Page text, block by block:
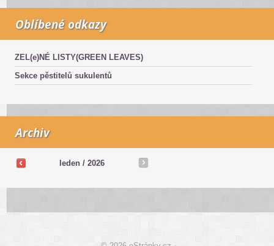
Oblíbené odkazy
ZEL(e)NÉ LISTY(GREEN LEAVES)
Sekce pěstitelů sukulentů
Archiv
leden / 2026